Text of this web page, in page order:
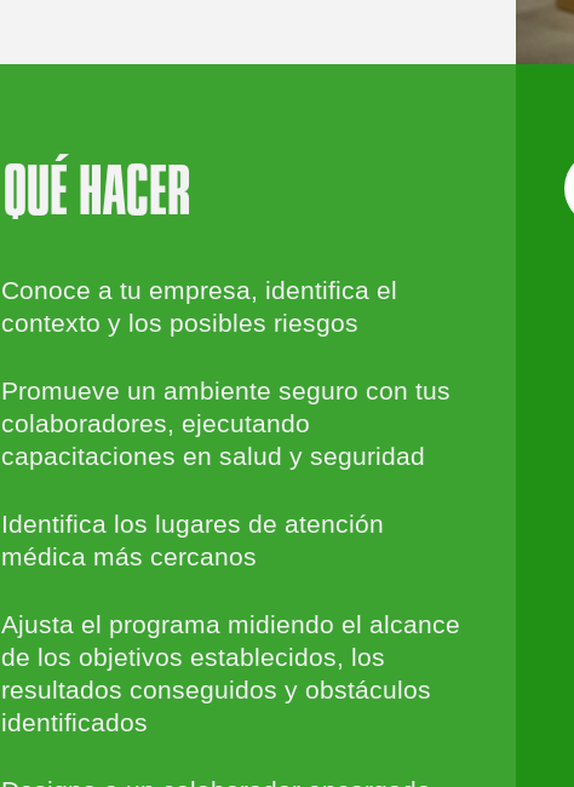
QUÉ HACER
Conoce a tu empresa, identifica el
contexto y los posibles riesgos
Promueve un ambiente seguro con tus
colaboradores, ejecutando
capacitaciones en salud y seguridad
Identifica los lugares de atención
médica más cercanos
Ajusta el programa midiendo el alcance
de los objetivos establecidos, los
resultados conseguidos y obstáculos
identificados